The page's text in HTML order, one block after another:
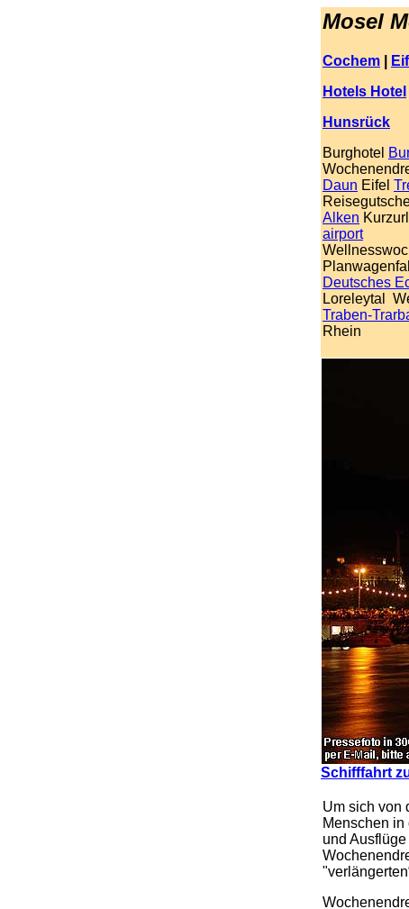
Mosel
Cochem
Hotels Hotel
Hunsrück
Burghotel
Daun Eifel
Alken
airport
Deutsches
Loreleytal
Traben-
Rhein
Schifffahrt
Um sich von
Menschen
und